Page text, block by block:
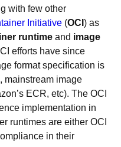
with few other
Initiative (OCI ) as
runtime and image
efforts have since
format specification is
mainstream image
ECR, etc). The OCI
implementation in
runtimes are either OCI
in their